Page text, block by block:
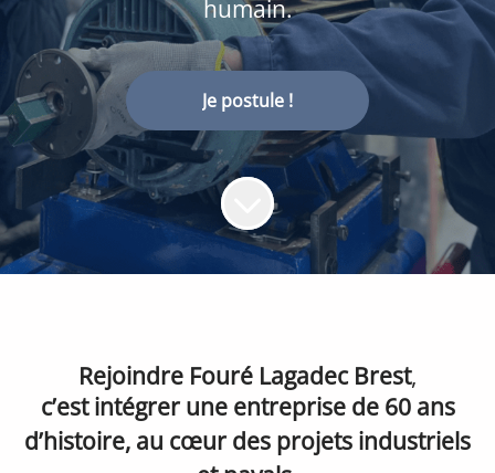
humain.
Je postule !
Rejoindre Fouré Lagadec Brest,
c’est intégrer une entreprise de 60 ans
d’histoire, au cœur des projets industriels